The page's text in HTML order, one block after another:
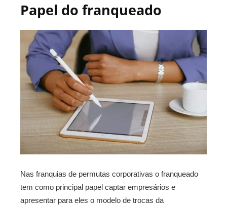
Papel do franqueado
Nas franquias de permutas corporativas o franqueado
tem como principal papel captar empresários e
apresentar para eles o modelo de trocas da